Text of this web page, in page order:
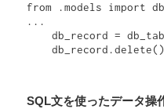
from .models import
...
    db_record = db_table.objects.get(pk=1)
    db_record.delete()
SQL文を使ったデータ操